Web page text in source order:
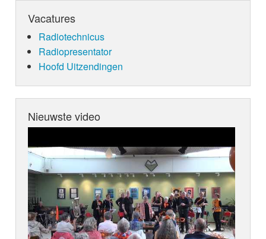
Vacatures
Radiotechnicus
Radiopresentator
Hoofd Uitzendingen
Nieuwste video